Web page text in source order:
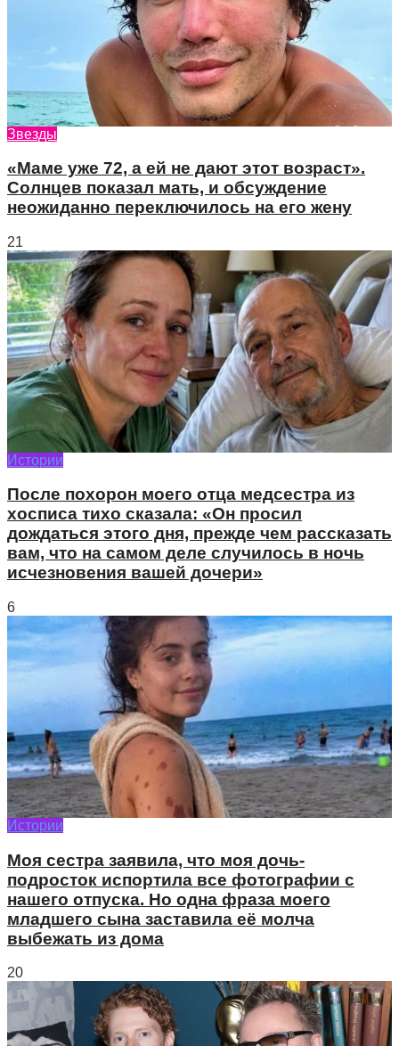
Звезды
«Маме уже 72, а ей не дают этот возраст».
Солнцев показал мать, и обсуждение
неожиданно переключилось на его жену
21
Истории
После похорон моего отца медсестра из
хосписа тихо сказала: «Он просил
дождаться этого дня, прежде чем рассказать
вам, что на самом деле случилось в ночь
исчезновения вашей дочери»
6
Истории
Моя сестра заявила, что моя дочь-
подросток испортила все фотографии с
нашего отпуска. Но одна фраза моего
младшего сына заставила её молча
выбежать из дома
20